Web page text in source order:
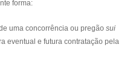
forma:
uma concorrência ou pregão sui
eventual e futura contratação pela